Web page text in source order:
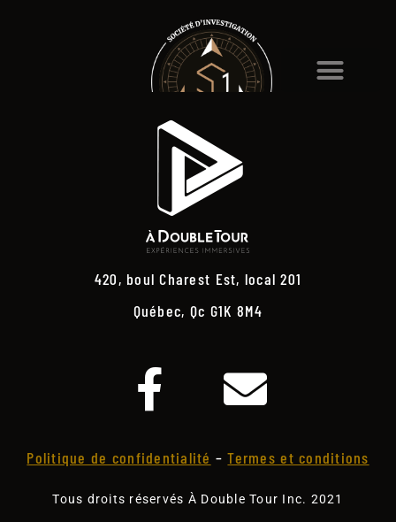
420, boul Charest Est, local 201
Québec, Qc G1K 8M4
Politique de confidentialité –Termes et conditions
Tous droits réservés À Double Tour Inc. 2021